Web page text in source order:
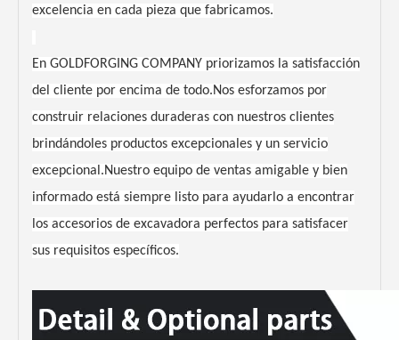
excelencia en cada pieza que fabricamos.
En GOLDFORGING COMPANY priorizamos la satisfacción
del cliente por encima de todo.Nos esforzamos por
construir relaciones duraderas con nuestros clientes
brindándoles productos excepcionales y un servicio
excepcional.Nuestro equipo de ventas amigable y bien
informado está siempre listo para ayudarlo a encontrar
los accesorios de excavadora perfectos para satisfacer
sus requisitos específicos.